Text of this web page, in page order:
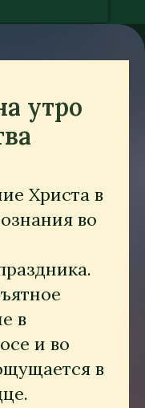
утро
Христа в
во
в
и во
в